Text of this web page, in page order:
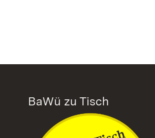
BaWü zu Tisch